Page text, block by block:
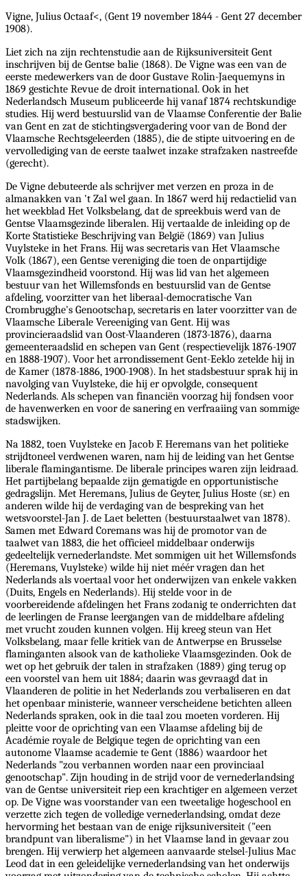
Vigne, Julius Octaaf<, (Gent 19 november 1844 - Gent 27 december
1908).
Liet zich na zijn rechtenstudie aan de Rijksuniversiteit Gent
inschrijven bij de Gentse balie (1868). De Vigne was een van de
eerste medewerkers van de door Gustave Rolin-Jaequemyns in
1869 gestichte Revue de droit international. Ook in het
Nederlandsch Museum publiceerde hij vanaf 1874 rechtskundige
studies. Hij werd bestuurslid van de Vlaamse Conferentie der Balie
van Gent en zat de stichtingsvergadering voor van de Bond der
Vlaamsche Rechtsgeleerden (1885), die de stipte uitvoering en de
vervollediging van de eerste taalwet inzake strafzaken nastreefde
(gerecht).
De Vigne debuteerde als schrijver met verzen en proza in de
almanakken van 't Zal wel gaan. In 1867 werd hij redactielid van
het weekblad Het Volksbelang, dat de spreekbuis werd van de
Gentse Vlaamsgezinde liberalen. Hij vertaalde de inleiding op de
Korte Statistieke Beschrijving van België (1869) van Julius
Vuylsteke in het Frans. Hij was secretaris van Het Vlaamsche
Volk (1867), een Gentse vereniging die toen de onpartijdige
Vlaamsgezindheid voorstond. Hij was lid van het algemeen
bestuur van het Willemsfonds en bestuurslid van de Gentse
afdeling, voorzitter van het liberaal-democratische Van
Crombrugghe's Genootschap, secretaris en later voorzitter van de
Vlaamsche Liberale Vereeniging van Gent. Hij was
provincieraadslid van Oost-Vlaanderen (1873-1876), daarna
gemeenteraadslid en schepen van Gent (respectievelijk 1876-1907
en 1888-1907). Voor het arrondissement Gent-Eeklo zetelde hij in
de Kamer (1878-1886, 1900-1908). In het stadsbestuur sprak hij in
navolging van Vuylsteke, die hij er opvolgde, consequent
Nederlands. Als schepen van financiën voorzag hij fondsen voor
de havenwerken en voor de sanering en verfraaiing van sommige
stadswijken.
Na 1882, toen Vuylsteke en Jacob F. Heremans van het politieke
strijdtoneel verdwenen waren, nam hij de leiding van het Gentse
liberale flamingantisme. De liberale principes waren zijn leidraad.
Het partijbelang bepaalde zijn gematigde en opportunistische
gedragslijn. Met Heremans, Julius de Geyter, Julius Hoste (sr.) en
anderen wilde hij de verdaging van de bespreking van het
wetsvoorstel-Jan J. de Laet beletten (bestuurstaalwet van 1878).
Samen met Edward Coremans was hij de promotor van de
taalwet van 1883, die het officieel middelbaar onderwijs
gedeeltelijk vernederlandste. Met sommigen uit het Willemsfonds
(Heremans, Vuylsteke) wilde hij niet méér vragen dan het
Nederlands als voertaal voor het onderwijzen van enkele vakken
(Duits, Engels en Nederlands). Hij stelde voor in de
voorbereidende afdelingen het Frans zodanig te onderrichten dat
de leerlingen de Franse leergangen van de middelbare afdeling
met vrucht zouden kunnen volgen. Hij kreeg steun van Het
Volksbelang, maar felle kritiek van de Antwerpse en Brusselse
flaminganten alsook van de katholieke Vlaamsgezinden. Ook de
wet op het gebruik der talen in strafzaken (1889) ging terug op
een voorstel van hem uit 1884; daarin was gevraagd dat in
Vlaanderen de politie in het Nederlands zou verbaliseren en dat
het openbaar ministerie, wanneer verscheidene betichten alleen
Nederlands spraken, ook in die taal zou moeten vorderen. Hij
pleitte voor de oprichting van een Vlaamse afdeling bij de
Académie royale de Belgique tegen de oprichting van een
autonome Vlaamse academie te Gent (1886) waardoor het
Nederlands "zou verbannen worden naar een provinciaal
genootschap". Zijn houding in de strijd voor de vernederlandsing
van de Gentse universiteit riep een krachtiger en algemeen verzet
op. De Vigne was voorstander van een tweetalige hogeschool en
verzette zich tegen de volledige vernederlandsing, omdat deze
hervorming het bestaan van de enige rijksuniversiteit ("een
brandpunt van liberalisme") in het Vlaamse land in gevaar zou
brengen. Hij verwierp het algemeen aanvaarde stelsel-Julius Mac
Leod dat in een geleidelijke vernederlandsing van het onderwijs